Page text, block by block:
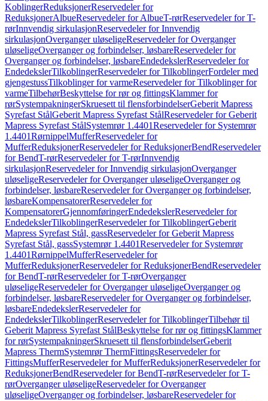
KoblingerReduksjonerReservedeler for
ReduksjonerAlbueReservedeler for AlbueT-rørReservedeler for T-
rørInnvendig sirkulasjonReservedeler for Innvendig
sirkulasjonOverganger uløseligeReservedeler for Overganger
uløseligeOverganger og forbindelser, løsbareReservedeler for
Overganger og forbindelser, løsbareEndedekslerReservedeler for
EndedekslerTilkoblingerReservedeler for TilkoblingerFordeler med
gjengestussTilkoblinger for varmeReservedeler for Tilkoblinger for
varmeTilbehørBeskyttelse for rør og fittingsKlammer for
rørSystempakningerSkruesett til flensforbindelserGeberit Mapress
Syrefast StålGeberit Mapress Syrefast StålReservedeler for Geberit
Mapress Syrefast StålSystemrør 1.4401Reservedeler for Systemrør
1.4401RørnippelMufferReservedeler for
MufferReduksjonerReservedeler for ReduksjonerBendReservedeler
for BendT-rørReservedeler for T-rørInnvendig
sirkulasjonReservedeler for Innvendig sirkulasjonOverganger
uløseligeReservedeler for Overganger uløseligeOverganger og
forbindelser, løsbareReservedeler for Overganger og forbindelser,
løsbareKompensatorerReservedeler for
KompensatorerGjennomføringerEndedekslerReservedeler for
EndedekslerTilkoblingerReservedeler for TilkoblingerGeberit
Mapress Syrefast Stål, gassReservedeler for Geberit Mapress
Syrefast Stål, gassSystemrør 1.4401Reservedeler for Systemrør
1.4401RørnippelMufferReservedeler for
MufferReduksjonerReservedeler for ReduksjonerBendReservedeler
for BendT-rørReservedeler for T-rørOverganger
uløseligeReservedeler for Overganger uløseligeOverganger og
forbindelser, løsbareReservedeler for Overganger og forbindelser,
løsbareEndedekslerReservedeler for
EndedekslerTilkoblingerReservedeler for TilkoblingerTilbehør til
Geberit Mapress Syrefast StålBeskyttelse for rør og fittingsKlammer
for rørSystempakningerSkruesett til flensforbindelserGeberit
Mapress ThermSystemrør ThermFittingsReservedeler for
FittingsMufferReservedeler for MufferReduksjonerReservedeler for
ReduksjonerBendReservedeler for BendT-rørReservedeler for T-
rørOverganger uløseligeReservedeler for Overganger
uløseligeOverganger og forbindelser, løsbareReservedeler for